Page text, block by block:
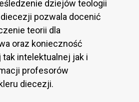
dziejów teologii
pozwala docenić
teorii dla
oraz konieczność
intelektualnej jak i
profesorów
diecezji.